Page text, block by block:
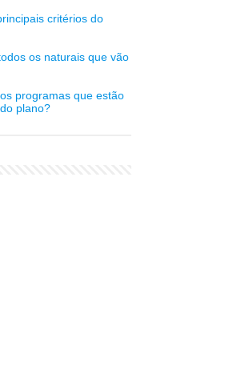
critérios do
os naturais que vão
programas que estão
plano?